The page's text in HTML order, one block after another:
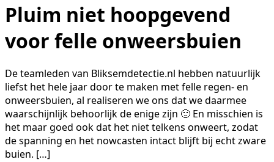
Pluim niet hoopgevend
voor felle onweersbuien
De teamleden van Bliksemdetectie.nl hebben natuurlijk
liefst het hele jaar door te maken met felle regen- en
onweersbuien, al realiseren we ons dat we daarmee
waarschijnlijk behoorlijk de enige zijn 🙂 En misschien is
het maar goed ook dat het niet telkens onweert, zodat
de spanning en het nowcasten intact blijft bij echt zware
buien. […]